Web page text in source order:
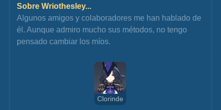
Sobre Wriothesley...
Algunos amigos y colaboradores me han hablado de
él. Aunque admiro mucho sus métodos, no tengo
pensado cambiar los míos.
Clorinde